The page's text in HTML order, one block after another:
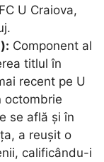
U Craiova,
Component al
titlul în
recent pe U
octombrie
se află și în
a reușit o
calificându-i